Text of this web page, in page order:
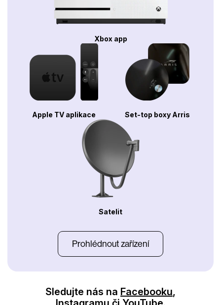
Xbox app
Apple TV aplikace Set-top boxy Arris
Satelit
Prohlédnout zařízení
Sledujte nás na Facebooku,